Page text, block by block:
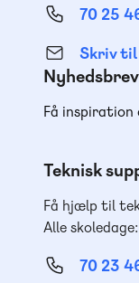
70 25
Skriv til
Nyhedsbrev
Få inspiration
Teknisk
Få hjælp til
Alle
70 23